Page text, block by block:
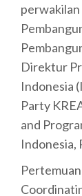
Direktur
Indonesia
Party
and
Indonesia,